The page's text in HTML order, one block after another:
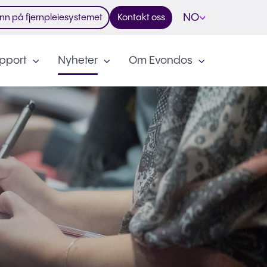
på fjernpleiesystemet Kontakt oss NO
Nyheter Om Evondos